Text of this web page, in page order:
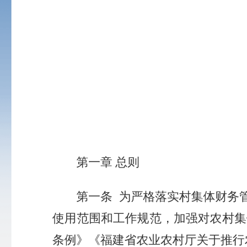
第一章 总则
第一条 为严格落实村集体财务
使用范围和工作规范，加强对农村
条例》《福建省农业农村厅关于推